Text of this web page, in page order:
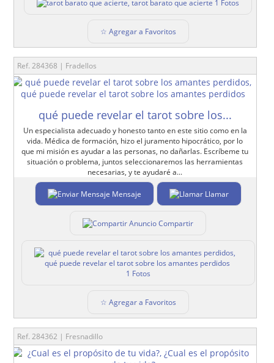
1 Fotos
☆ Agregar a Favoritos
Ref. 284368 | Fradellos
qué puede revelar el tarot sobre los...
Un especialista adecuado y honesto tanto en este sitio como en la
vida. Médica de formación, hizo el juramento hipocrático, por lo
que mi misión es ayudar a las personas, no dañarlas. Escríbeme tu
situación o problema, juntos seleccionaremos las herramientas
necesarias, y te ayudaré a...
Mensaje Llamar
Compartir
1 Fotos
☆ Agregar a Favoritos
Ref. 284362 | Fresnadillo